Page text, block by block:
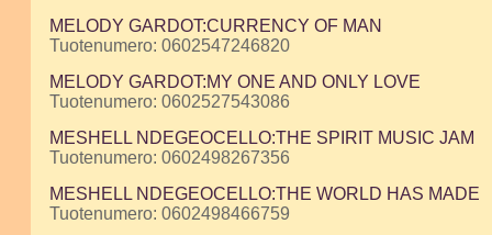
MELODY GARDOT:CURRENCY OF MAN
Tuotenumero: 0602547246820
MELODY GARDOT:MY ONE AND ONLY LOVE
Tuotenumero: 0602527543086
MESHELL NDEGEOCELLO:THE SPIRIT MUSIC JAM
Tuotenumero: 0602498267356
MESHELL NDEGEOCELLO:THE WORLD HAS MADE
Tuotenumero: 0602498466759